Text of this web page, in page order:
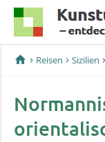
home Reisen Sizilien